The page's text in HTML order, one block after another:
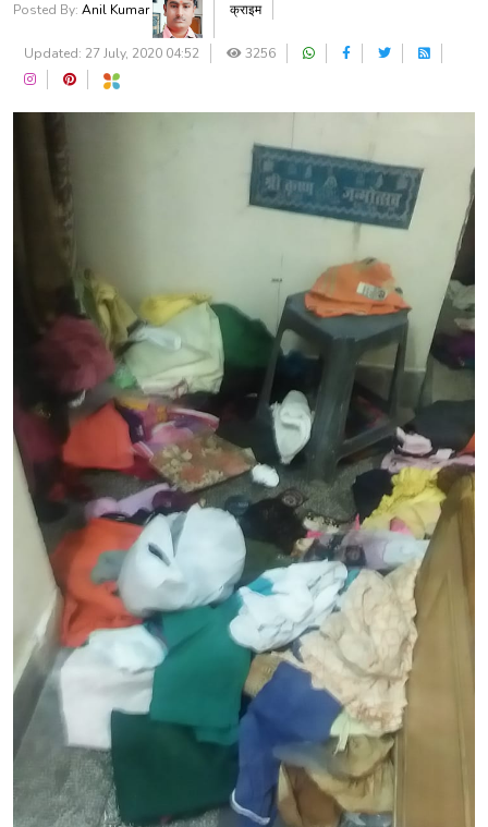
Posted By: Anil Kumar क्राइम
Updated: 27 July, 2020 04:52 3256